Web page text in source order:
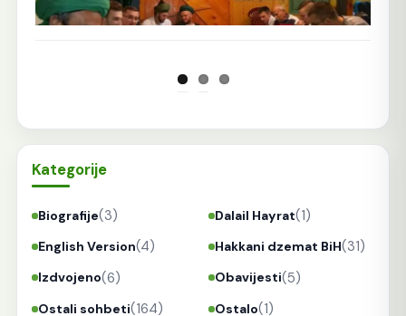
Kategorije
Biografije(3) Dalail Hayrat(1)
English Version(4) Hakkani dzemat BiH(31)
Izdvojeno(6) Obavijesti(5)
Ostali sohbeti(164) Ostalo(1)